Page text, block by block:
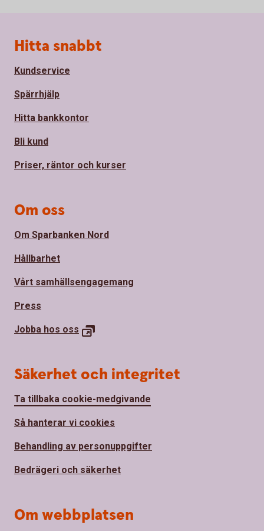
Sidfot
Hitta snabbt
Kundservice
Spärrhjälp
Hitta bankkontor
Bli kund
Priser, räntor och kurser
Om oss
Om Sparbanken Nord
Hållbarhet
Vårt samhällsengagemang
Press
Jobba hos oss
Säkerhet och integritet
Ta tillbaka cookie-medgivande
Så hanterar vi cookies
Behandling av personuppgifter
Bedrägeri och säkerhet
Om webbplatsen